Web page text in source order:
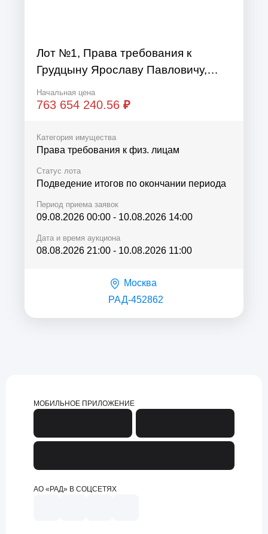
Лот №1, Права требования к
Грудцыну Ярославу Павловичу,
Грудцыной Елене Александровне,
Грудцыной Людмиле Абрамовне,
Начальная цена
763 654 240.56 ₽
Категория имущества
Права требования к физ. лицам
Статус лота
Подведение итогов по окончании периода
Период приема заявок
09.08.2026 00:00 - 10.08.2026 14:00
Дата и время аукциона
08.08.2026 21:00 - 10.08.2026 11:00
Москва
РАД-452862
МОБИЛЬНОЕ ПРИЛОЖЕНИЕ
АО «РАД» В СОЦСЕТЯХ